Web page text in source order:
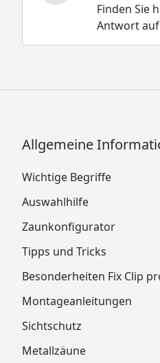
Finden Sie
Antwort
Allgemeine
Wichtige Begriffe
Auswahlhilfe
Zaunkonfigurator
Tipps und Tricks
Besonderheiten Fix Clip
Montageanleitungen
Sichtschutz
Metallzäune